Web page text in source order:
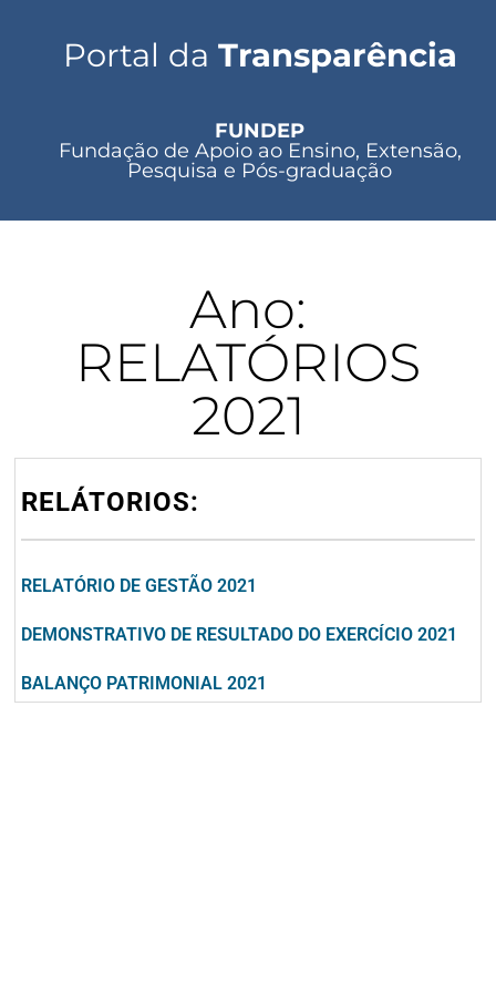
Portal da Transparência
FUNDEP
Fundação de Apoio ao Ensino, Extensão,
Pesquisa e Pós-graduação
Ano:
RELATÓRIOS
2021
RELÁTORIOS:
RELATÓRIO DE GESTÃO 2021
DEMONSTRATIVO DE RESULTADO DO EXERCÍCIO 2021
BALANÇO PATRIMONIAL 2021